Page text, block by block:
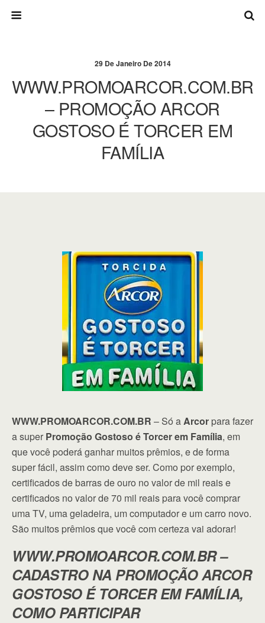
29 De Janeiro De 2014
WWW.PROMOARCOR.COM.BR
– PROMOÇÃO ARCOR
GOSTOSO É TORCER EM
FAMÍLIA
WWW.PROMOARCOR.COM.BR – Só aArcor para fazer
a super Promoção Gostoso é Torcer em Família, em
que você poderá ganhar muitos prêmios, e de forma
super fácil, assim como deve ser. Como por exemplo,
certificados de barras de ouro no valor de mil reais e
certificados no valor de 70 mil reais para você comprar
uma TV, uma geladeira, um computador e um carro novo.
São muitos prêmios que você com certeza vai adorar!
WWW.PROMOARCOR.COM.BR –
CADASTRO NA PROMOÇÃO ARCOR
GOSTOSO É TORCER EM FAMÍLIA,
COMO PARTICIPAR